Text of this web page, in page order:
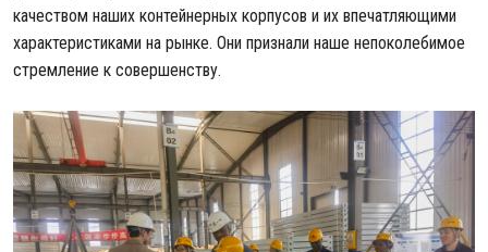
качеством наших контейнерных корпусов и их впечатляющими
характеристиками на рынке. Они признали наше непоколебимое
стремление к совершенству.